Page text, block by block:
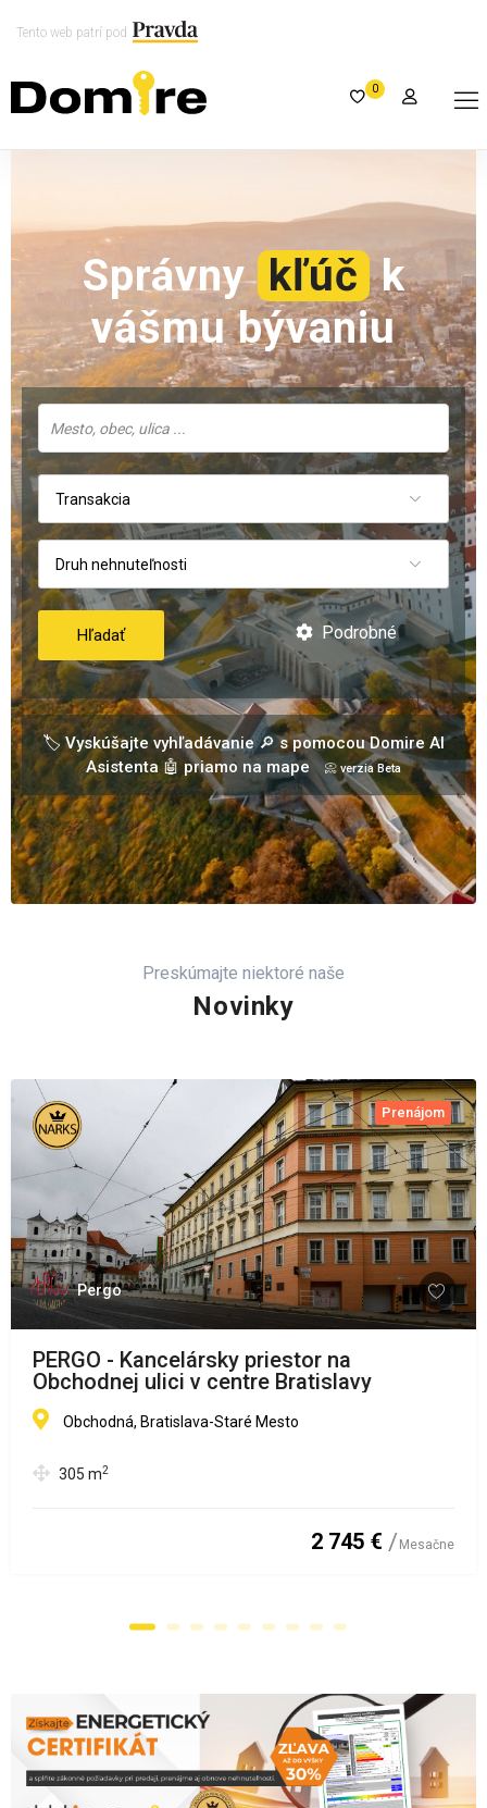
Tento web patrí pod
0
Správny kľúč k
vášmu bývaniu
Transakcia
Druh nehnuteľnosti
Hľadať Podrobné
🏷️ Vyskúšajte vyhľadávanie 🔎 s pomocou Domire AI
Asistenta 🤖 priamo na mape
📀 verzia Beta
Preskúmajte niektoré naše
Novinky
Prenájom
Pergo
PERGO - Kancelársky priestor na
Obchodnej ulici v centre Bratislavy
Obchodná, Bratislava-Staré Mesto
305 m2
2 745 € Mesačne